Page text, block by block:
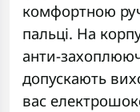
комфортною
пальці. На
анти-
допускають
вас